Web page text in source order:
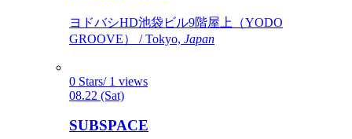
ヨドバシHD池袋ビル9階屋上（YODO
GROOVE） / Tokyo, Japan
0 Stars/ 1 views
08.22 (Sat)
SUBSPACE